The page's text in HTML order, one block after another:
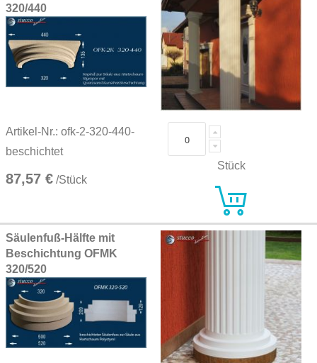
320/440
Artikel-Nr.: ofk-2-320-440-
beschichtet
87,57 € /Stück
Stück
Säulenfuß-Hälfte mit
Beschichtung OFMK
320/520